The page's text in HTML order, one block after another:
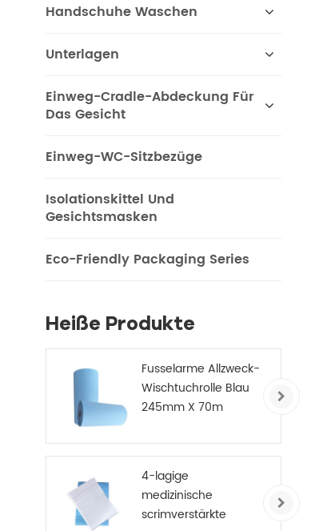
Handschuhe Waschen
Unterlagen
Einweg-Cradle-Abdeckung Für
Das Gesicht
Einweg-WC-Sitzbezüge
Isolationskittel Und
Gesichtsmasken
Eco-Friendly Packaging Series
Heiße Produkte
Fusselarme Allzweck-
Wischtuchrolle Blau
245mm X 70m
4-lagige
medizinische
scrimverstärkte